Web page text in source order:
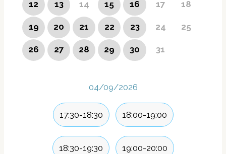
12 13 14 15 16 17 18
19 20 21 22 23 24 25
26 27 28 29 30 31
04/09/2026
17:30-18:30 18:00-19:00
18:30-19:30 19:00-20:00